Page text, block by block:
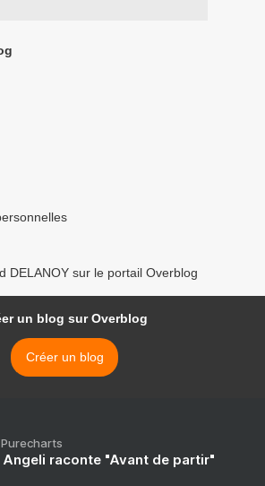
DELANOY sur le portail Overblog
un blog sur Overblog
Créer un blog
Angeli raconte "Avant de partir"